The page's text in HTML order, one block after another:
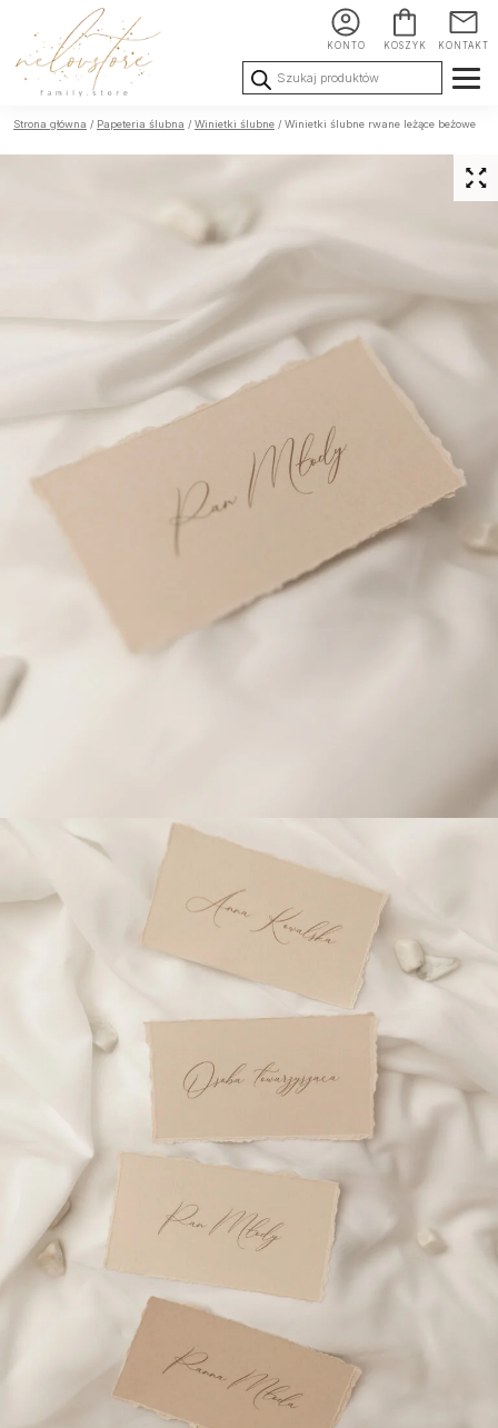
KONTO KOSZYK KONTAKT
Wyszukiwarka
produktów
Ślub i
Chrzest i
Urodziny i
Strona główna / Papeteria ślubna / Winietki ślubne / Winietki ślubne rwane leżące beżowe